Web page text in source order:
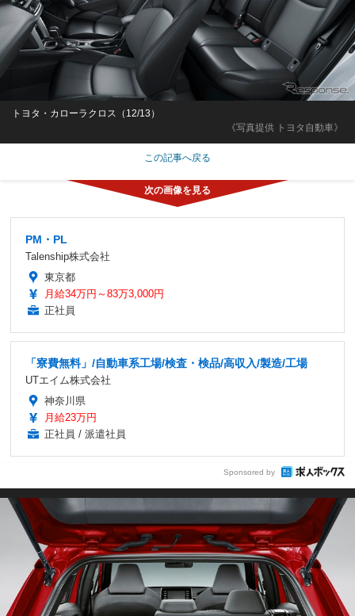
《写真提供 トヨタ自動車》
トヨタ・カローラクロス（12/13）
この記事へ戻る
PM・PL
Talenship株式会社
東京都
月給34万円～83万3,000円
正社員
「寮費無料」/自動車系工場/検査・検品/高収入/製造/工場
UTエイム株式会社
神奈川県
月給23万円
正社員 / 派遣社員
Sponsored by